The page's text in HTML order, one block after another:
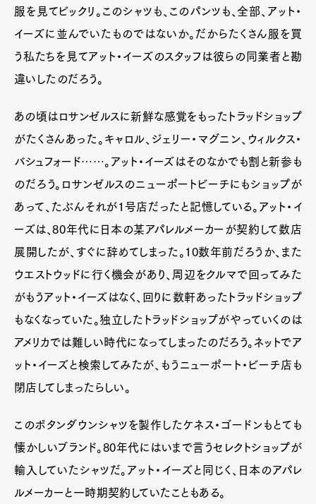
服を見てビックリ。このシャツも、このパンツも、全部、アット・
イーズに並んでいたものではないか。だからたくさん服を買
う私たちを見てアット・イーズのスタッフは彼らの同業者と勘
違いしたのだろう。
あの頃はロサンゼルスに新鮮な感覚をもったトラッドショップ
がたくさんあった。キャロル、ジェリー・マグニン、ウィルクス・
バシュフォード……。アット・イーズはそのなかでも割と新参も
のだろう。ロサンゼルスのニューポートビーチにもショップが
あって、たぶんそれが１号店だったと記憶している。アット・イ
ーズは、80年代に日本の某アパレルメーカーが契約して数店
展開したが、すぐに辞めてしまった。10数年前だろうか、また
ウエストウッドに行く機会があり、周辺をクルマで回ってみた
がもうアット・イーズはなく、回りに数軒あったトラッドショップ
もなくなっていた。独立したトラッドショップがやっていくのは
アメリカでは難しい時代になってしまったのだろう。ネットでア
ット・イーズと検索してみたが、もうニューポート・ビーチ店も
閉店してしまったらしい。
このボタンダウンシャツを製作したケネス・ゴードンもとても
懐かしいブランド。80年代にはいまで言うセレクトショップが
輸入していたシャツだ。アット・イーズと同じく、日本のアパレ
ルメーカーと一時期契約していたこともある。